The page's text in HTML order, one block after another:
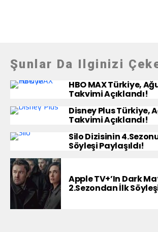
Şunlar Da Ilginizi
HBO MAX Türkiye,
Takvimi Açıklandı!
Disney Plus Türkiye,
Takvimi Açıklandı!
Silo Dizisinin
Söyleşi Paylaşıldı!
Apple TV+’ın Dark
2.Sezondan İlk